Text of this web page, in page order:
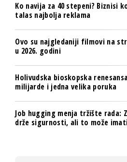
Ko navija za 40 stepeni? Biznisi
talas najbolja reklama
Ovo su najgledaniji filmovi na
u 2026. godini
Holivudska bioskopska
milijarde i jedna velika poruka
Job hugging menja tržište rada:
drže sigurnosti, ali to može